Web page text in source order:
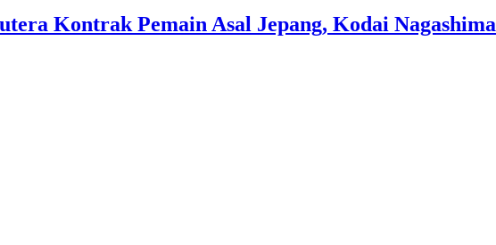
Kontrak Pemain Asal Jepang, Kodai Nagashima